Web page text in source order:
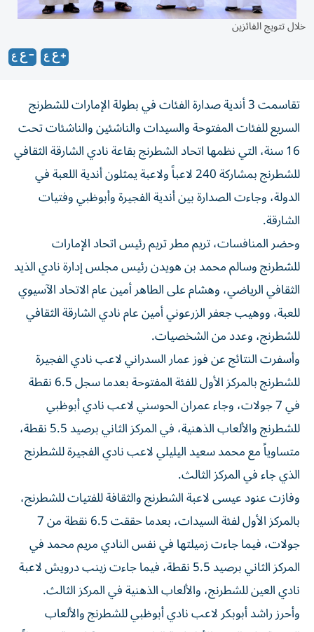
خلال تتويج الفائزين
تقاسمت 3 أندية صدارة الفئات في بطولة الإمارات للشطرنج
السريع للفئات المفتوحة والسيدات والناشئين والناشئات تحت
16 سنة، التي نظمها اتحاد الشطرنج بقاعة نادي الشارقة الثقافي
للشطرنج بمشاركة 240 لاعباً ولاعبة يمثلون أندية اللعبة في
الدولة، وجاءت الصدارة بين أندية الفجيرة وأبوظبي وفتيات
الشارقة.
وحضر المنافسات، تريم مطر تريم رئيس اتحاد الإمارات
للشطرنج وسالم محمد بن هويدن رئيس مجلس إدارة نادي الذيد
الثقافي الرياضي، وهشام على الطاهر أمين عام الاتحاد الآسيوي
للعبة، ووهيب جعفر الزرعوني أمين عام نادي الشارقة الثقافي
للشطرنج، وعدد من الشخصيات.
وأسفرت النتائج عن فوز عمار السدراني لاعب نادي الفجيرة
للشطرنج بالمركز الأول للفئة المفتوحة بعدما سجل 6.5 نقطة
في 7 جولات، وجاء عمران الحوسني لاعب نادي أبوظبي
للشطرنج والألعاب الذهنية، في المركز الثاني برصيد 5.5 نقطة،
متساوياً مع محمد سعيد اليليلي لاعب نادي الفجيرة للشطرنج
الذي جاء في المركز الثالث.
وفازت عنود عيسى لاعبة الشطرنج والثقافة للفتيات للشطرنج،
بالمركز الأول لفئة السيدات، بعدما حققت 6.5 نقطة من 7
جولات، فيما جاءت زميلتها في نفس النادي مريم محمد في
المركز الثاني برصيد 5.5 نقطة، فيما جاءت زينب درويش لاعبة
نادي العين للشطرنج، والألعاب الذهنية في المركز الثالث.
وأحرز راشد أبوبكر لاعب نادي أبوظبي للشطرنج والألعاب